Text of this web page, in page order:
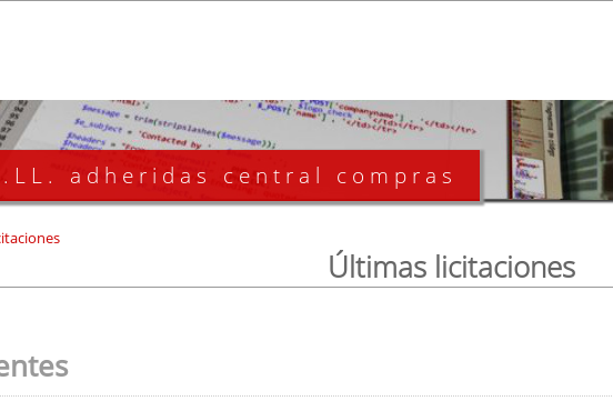
adheridas central compras
Últimas licitaciones